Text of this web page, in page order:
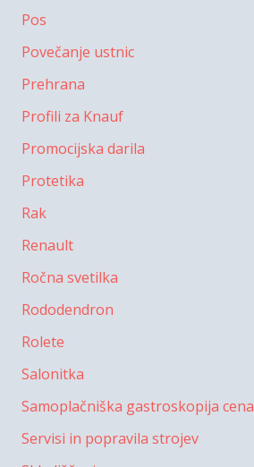
Pos
Povečanje ustnic
Prehrana
Profili za Knauf
Promocijska darila
Protetika
Rak
Renault
Ročna svetilka
Rododendron
Rolete
Salonitka
Samoplačniška gastroskopija cena
Servisi in popravila strojev